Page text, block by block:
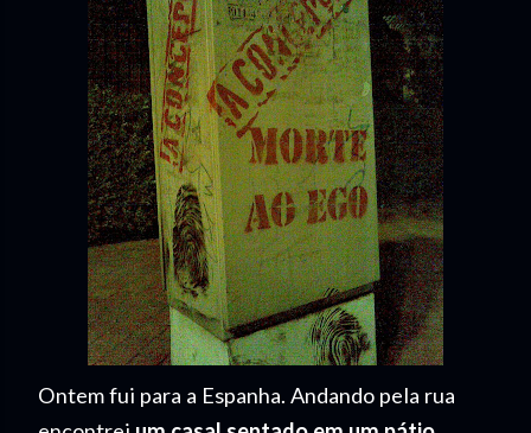
Ontem fui para a Espanha. Andando pela rua